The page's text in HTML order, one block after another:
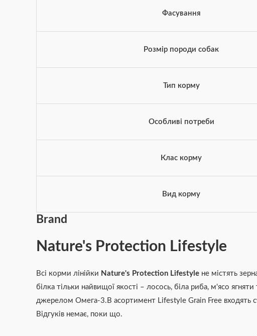
Фасування
Розмір породи собак
Тип корму
Особливі потреби
Клас корму
Вид корму
Brand
Nature's Protection Lifestyle
Всі корми лінійки Nature's Protection Lifestyle не містять
білка тільки найвищої якості – лосось, біла риба, м'ясо
джерелом Омега-3.В асортимент Lifestyle Grain Free входять
Відгуків немає, поки що.